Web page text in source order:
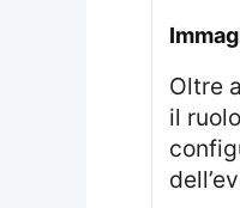
Oltre all’approccio ironico, la vignetta costituisce un vero e proprio omaggio alla figura di Jane Goodall, riconoscendo
il